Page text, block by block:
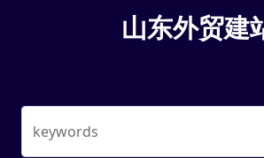
山东外贸建
keywords